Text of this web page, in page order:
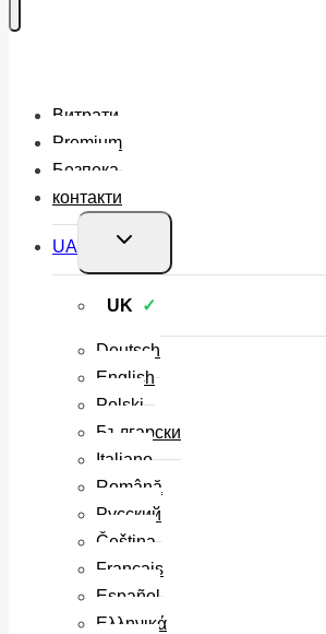
Витрати
Premium
Безпека
контакти
UA
Перемкнути
нащадка
UK
Deutsch
English
Polski
Български
Italiano
Română
Русский
Čeština
Français
Español
Ελληνικά